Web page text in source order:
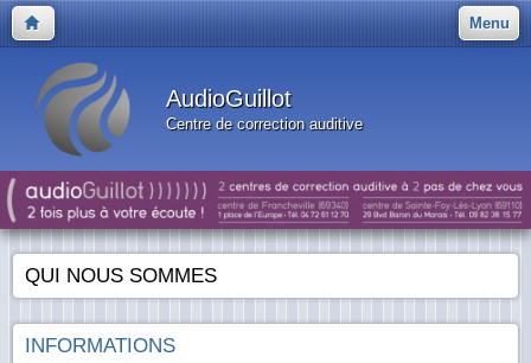
Menu
AudioGuillot
Centre de correction auditive
QUI NOUS SOMMES
INFORMATIONS